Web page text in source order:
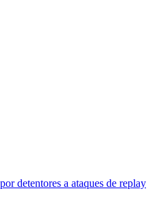
detentores a ataques de replay